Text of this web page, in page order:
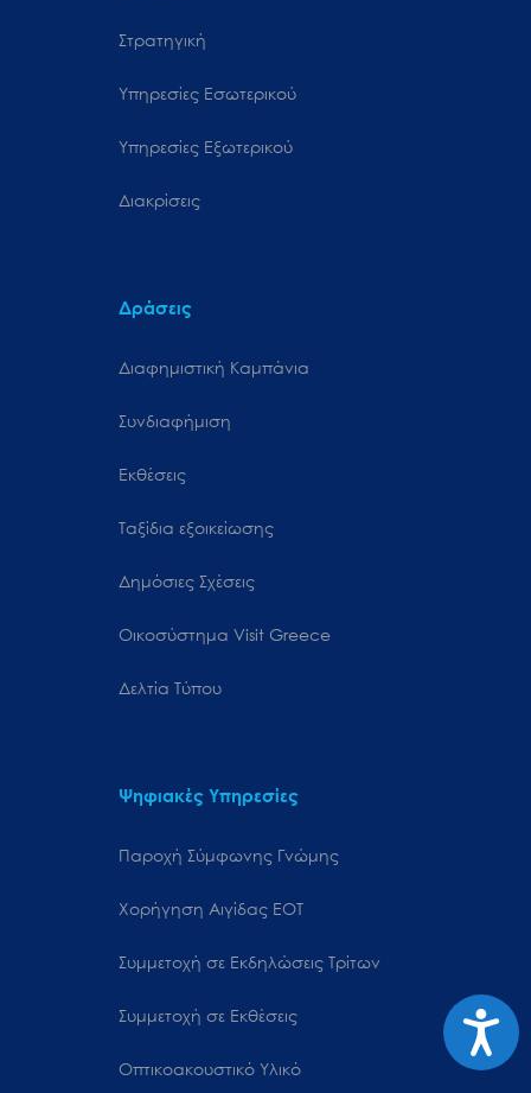
Στρατηγική
Υπηρεσίες Εσωτερικού
Υπηρεσίες Εξωτερικού
Διακρίσεις
Δράσεις
Διαφημιστική Καμπάνια
Συνδιαφήμιση
Εκθέσεις
Ταξίδια εξοικείωσης
Δημόσιες Σχέσεις
Oικοσύστημα Visit Greece
Δελτία Τύπου
Ψηφιακές Υπηρεσίες
Παροχή Σύμφωνης Γνώμης
Χορήγηση Αιγίδας ΕΟΤ
Συμμετοχή σε Εκδηλώσεις Τρίτων
Συμμετοχή σε Εκθέσεις
Οπτικοακουστικό Υλικό